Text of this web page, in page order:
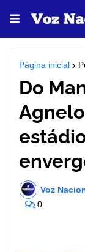
Página inicial
Do
Voz
0